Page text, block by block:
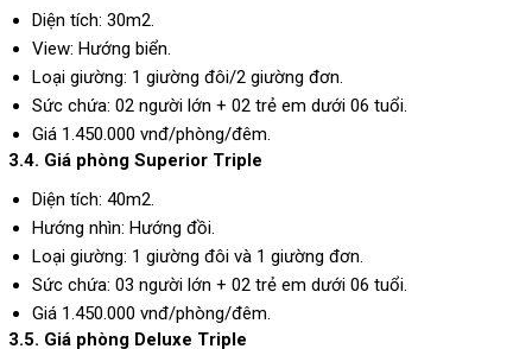
Diện tích: 30m2.
View: Hướng biển.
Loại giường: 1 giường đôi/2 giường đơn.
Sức chứa: 02 người lớn + 02 trẻ em dưới 06 tuổi.
Giá 1.450.000 vnđ/phòng/đêm.
3.4. Giá phòng Superior Triple
Diện tích: 40m2.
Hướng nhìn: Hướng đồi.
Loại giường: 1 giường đôi và 1 giường đơn.
Sức chứa: 03 người lớn + 02 trẻ em dưới 06 tuổi.
Giá 1.450.000 vnđ/phòng/đêm.
3.5. Giá phòng Deluxe Triple